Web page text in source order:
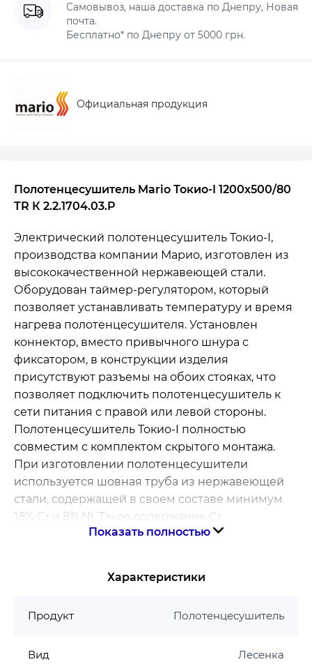
Самовывоз, наша доставка по Днепру, Новая
почта.
Бесплатно* по Днепру от 5000 грн.
Официальная продукция
Полотенцесушитель Mario Токио-I 1200х500/80
TR К 2.2.1704.03.P
Электрический полотенцесушитель Токио-I,
производства компании Марио, изготовлен ​​из
высококачественной нержавеющей стали.
Оборудован таймер-регулятором, который
позволяет устанавливать температуру и время
нагрева полотенцесушителя. Установлен
коннектор, вместо привычного шнура с
фиксатором, в конструкции изделия
присутствуют разъемы на обоих стояках, что
позволяет подключить полотенцесушитель к
сети питания с правой или левой стороны.
Полотенцесушитель Токио-I полностью
совместим с комплектом скрытого монтажа.
При изготовлении полотенцесушители
используется шовная труба из нержавеющей
стали, содержащей в своем составе минимум
18% Cr и 8% Ni. Такое содержание Cr
обеспечивает формирование на поверхности
химических веществ. Увеличивает срок
производстве полотенцесушителей.
таймер-регулятором, помогут Вам экономить
Показать полностью
Характеристики
Продукт Полотенцесушитель
Вид Лесенка